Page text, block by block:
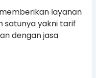
layanan
satunya yakni tarif
dengan jasa